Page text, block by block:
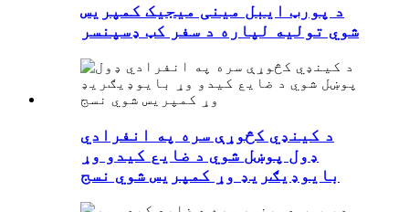
د پورټ ایبل مینی میجیک کمپریس
شوي تولیه لپاره د سفر کټ ډسپنسر
د کینډي کڅوړې سره په انفرادي
ډول پوښل شوي د ضایع کیدو وړ
بایوډیګریډ وړ کمپریس شوي نسج